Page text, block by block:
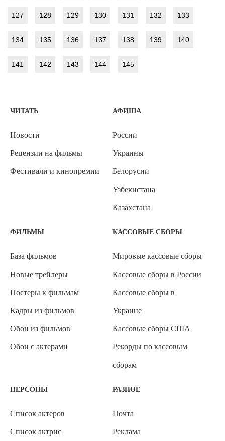
127 128 129 130 131 132 133
134 135 136 137 138 139 140
141 142 143 144 145
ЧИТАТЬ
Новости
Рецензии на фильмы
Фестивали и кинопремии
АФИША
России
Украины
Белорусии
Узбекистана
Казахстана
ФИЛЬМЫ
База фильмов
Новые трейлеры
Постеры к фильмам
Кадры из фильмов
Обои из фильмов
Обои с актерами
КАССОВЫЕ СБОРЫ
Мировые кассовые сборы
Кассовые сборы в России
Кассовые сборы в
Украине
Кассовые сборы США
Рекорды по кассовым
сборам
ПЕРСОНЫ
Список актеров
Список актрис
РАЗНОЕ
Почта
Реклама